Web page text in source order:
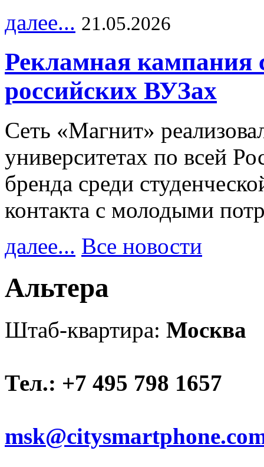
далее... 21.05.2026
Рекламная кампания
российских ВУЗах
Сеть «Магнит»
университетах по всей
бренда среди
контакта с молодыми
далее... Все новости
Альтера
Штаб-квартира: Москва
Тел.: +7 495 798 1657